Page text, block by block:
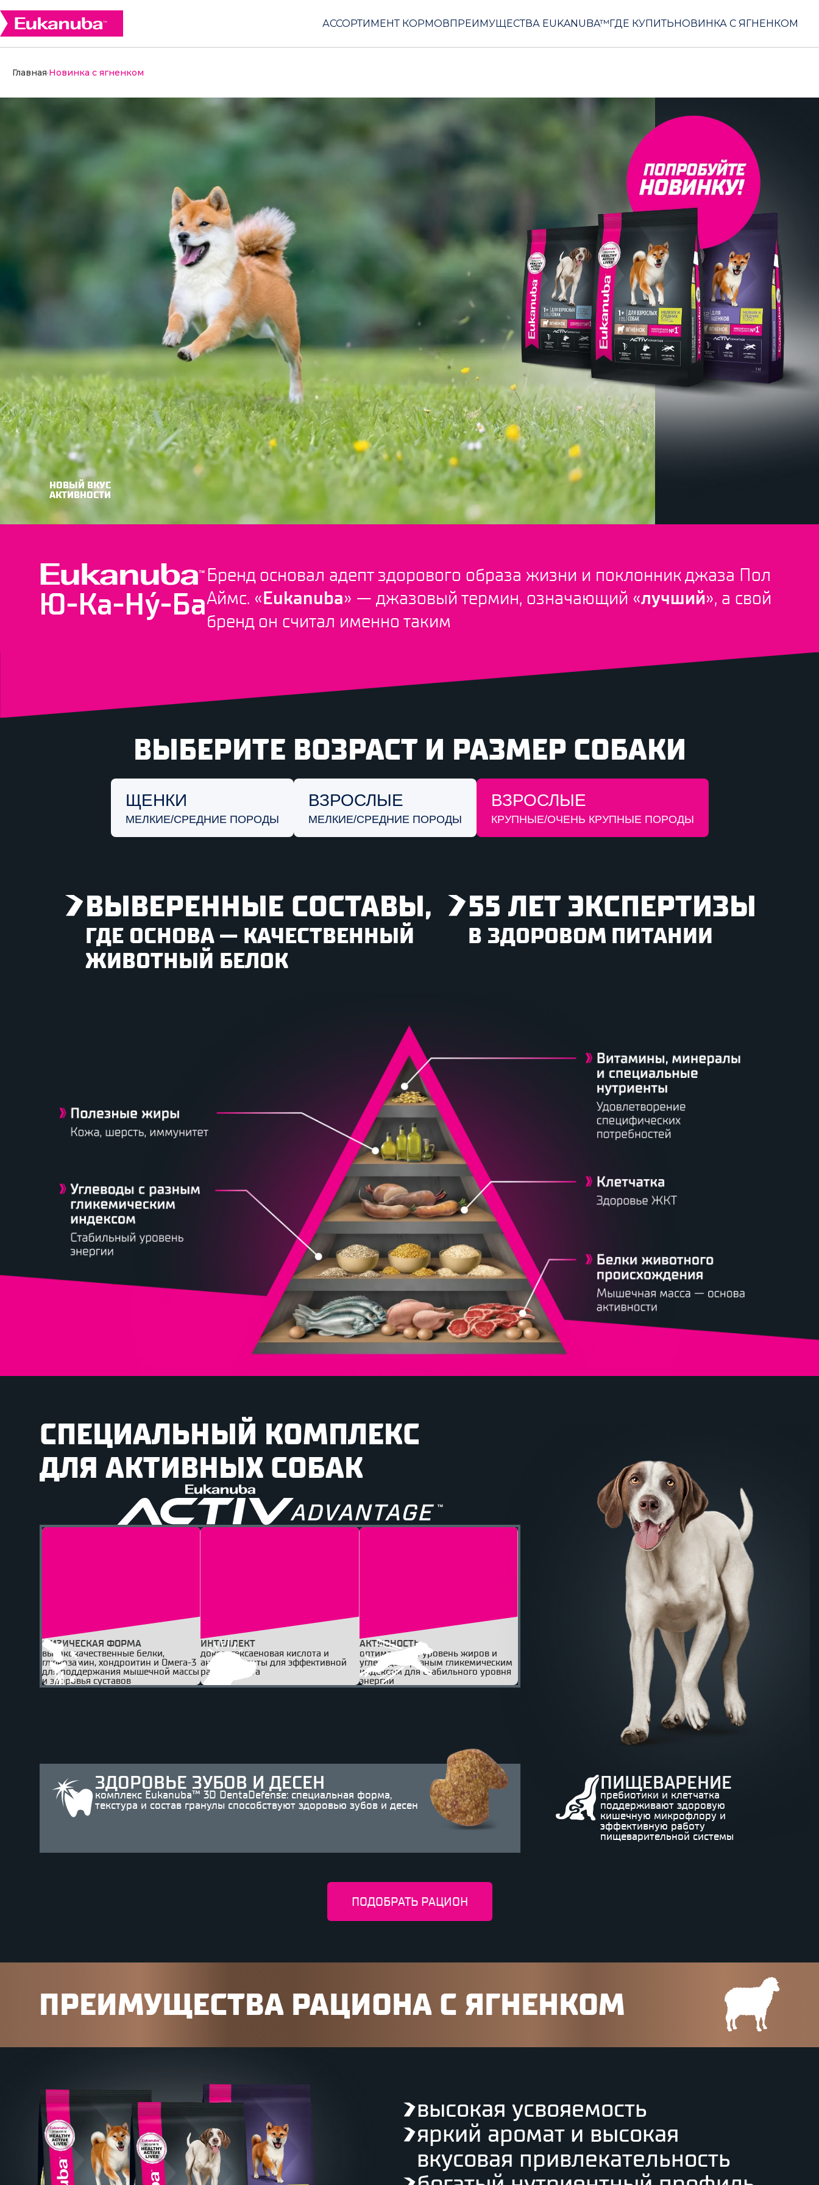
АССОРТИМЕНТ КОРМОВПРЕИМУЩЕСТВА EUKANUBA™ГДЕ КУПИТЬНОВИНКА С ЯГНЕНКОМ
Главная·Новинка с ягненком
НОВЫЙ ВКУС
АКТИВНОСТИ
ИНГРЕДИЕНТ №1
*согласно массовой доле
Ю-Ка-Ну́-Ба
Бренд основал адепт здорового образа жизни и поклонник джаза Пол
Аймс. «Eukanuba» — джазовый термин, означающий «лучший», а свой
бренд он считал именно таким
ВЫБЕРИТЕ ВОЗРАСТ И РАЗМЕР СОБАКИ
ЩЕНКИ
МЕЛКИЕ/СРЕДНИЕ
ВЗРОСЛЫЕ
МЕЛКИЕ/СРЕДНИЕ
ВЗРОСЛЫЕ
КРУПНЫЕ/ОЧЕНЬ КРУПНЫЕ
ВЫВЕРЕННЫЕ СОСТАВЫ,
ГДЕ ОСНОВА — КАЧЕСТВЕННЫЙ
ЖИВОТНЫЙ БЕЛОК
55 ЛЕТ ЭКСПЕРТИЗЫ
В ЗДОРОВОМ ПИТАНИИ
СПЕЦИАЛЬНЫЙ КОМПЛЕКС
ДЛЯ АКТИВНЫХ СОБАК
ФИЗИЧЕСКАЯ ФОРМА
высококачественные белки,
глюкозамин, хондроитин и Омега-3
для поддержания мышечной массы
и здоровья суставов
ИНТЕЛЛЕКТ
докозагексаеновая кислота и
антиоксиданты для эффективной
работы мозга
АКТИВНОСТЬ
оптимальный уровень жиров и
углеводы с разным гликемическим
индексом для стабильного уровня
энергии
ЗДОРОВЬЕ ЗУБОВ И ДЕСЕН
комплекс Eukanuba™ 3D DentaDefense: специальная форма,
текстура и состав гранулы способствуют здоровью зубов и десен
ПИЩЕВАРЕНИЕ
пребиотики и клетчатка
поддерживают здоровую
кишечную микрофлору и
эффективную работу
пищеварительной системы
ПОДОБРАТЬ РАЦИОН
ПРЕИМУЩЕСТВА РАЦИОНА С ЯГНЕНКОМ
высокая усвояемость
яркий аромат и высокая
вкусовая привлекательность